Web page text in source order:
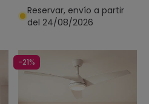
Reservar, envío a partir
del 24/08/2026
-21%